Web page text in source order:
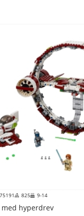
825 9-14
hyperdrev